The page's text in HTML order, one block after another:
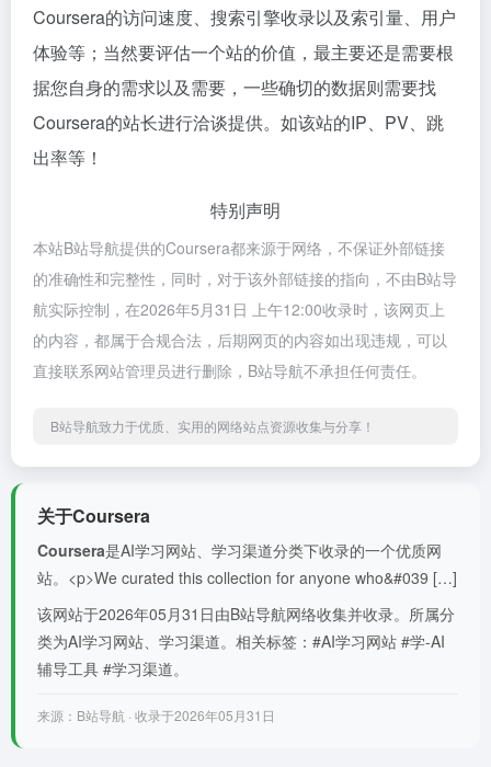
Coursera的访问速度、搜索引擎收录以及索引量、用户
体验等；当然要评估一个站的价值，最主要还是需要根
据您自身的需求以及需要，一些确切的数据则需要找
Coursera的站长进行洽谈提供。如该站的IP、PV、跳
出率等！
特别声明
本站B站导航提供的Coursera都来源于网络，不保证外部链接
的准确性和完整性，同时，对于该外部链接的指向，不由B站导
航实际控制，在2026年5月31日 上午12:00收录时，该网页上
的内容，都属于合规合法，后期网页的内容如出现违规，可以
直接联系网站管理员进行删除，B站导航不承担任何责任。
B站导航致力于优质、实用的网络站点资源收集与分享！
关于Coursera
Coursera是AI学习网站、学习渠道分类下收录的一个优质网
站。<p>We curated this collection for anyone who&#039 […]
该网站于2026年05月31日由B站导航网络收集并收录。所属分
类为AI学习网站、学习渠道。相关标签：#AI学习网站 #学-AI
辅导工具 #学习渠道。
来源：B站导航 · 收录于2026年05月31日